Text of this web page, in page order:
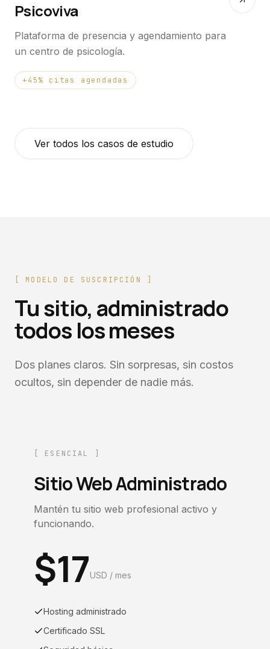
Psicoviva
Plataforma de presencia y agendamiento para
un centro de psicología.
+45% citas agendadas
Ver todos los casos de estudio
MODELO DE SUSCRIPCIÓN
Tu sitio, administrado
todos los meses
Dos planes claros. Sin sorpresas, sin costos
ocultos, sin depender de nadie más.
[ ESENCIAL ]
Sitio Web Administrado
Mantén tu sitio web profesional activo y
funcionando.
$17USD / mes
Hosting administrado
Certificado SSL